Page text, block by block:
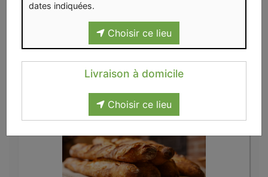
dates indiquées.
Choisir ce lieu
Livraison à domicile
Choisir ce lieu
>Pains> Le Pavé royal